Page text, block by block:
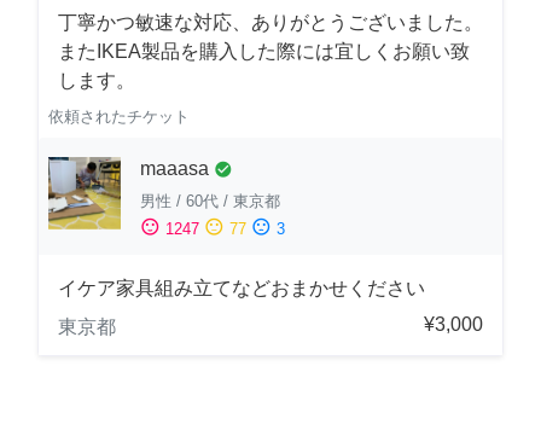
丁寧かつ敏速な対応、ありがとうございました。
またIKEA製品を購入した際には宜しくお願い致
します。
依頼されたチケット
maaasa check_circle
男性 / 60代 / 東京都
sentiment_satisfied 1247 sentiment_neutral 77 sentiment_dissatisfied 3
イケア家具組み立てなどおまかせください
東京都
¥3,000